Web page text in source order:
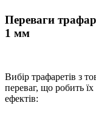
Переваги
1 мм
Вибір трафаретів з
переваг, що робить
ефектів: